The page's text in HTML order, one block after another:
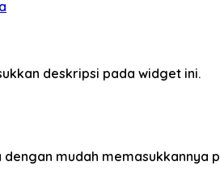
deskripsi pada widget ini.
mudah memasukkannya